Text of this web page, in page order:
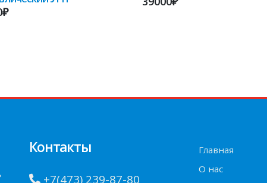
Контакты
+7(473) 239-87-80
Главная
О нас